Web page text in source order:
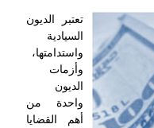
تعتبر الديون
السيادية
واستدامتها،
وأزمات
الديون
واحدة من
أهم القضايا